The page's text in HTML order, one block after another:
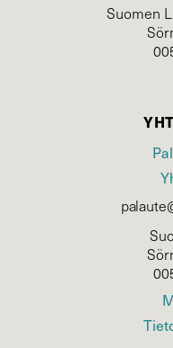
Suomen